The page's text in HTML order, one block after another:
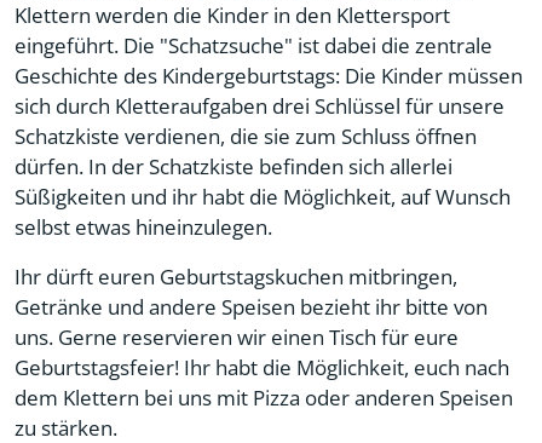
Klettern werden die Kinder in den Klettersport
eingeführt. Die "Schatzsuche" ist dabei die zentrale
Geschichte des Kindergeburtstags: Die Kinder müssen
sich durch Kletteraufgaben drei Schlüssel für unsere
Schatzkiste verdienen, die sie zum Schluss öffnen
dürfen. In der Schatzkiste befinden sich allerlei
Süßigkeiten und ihr habt die Möglichkeit, auf Wunsch
selbst etwas hineinzulegen.
Ihr dürft euren Geburtstagskuchen mitbringen,
Getränke und andere Speisen bezieht ihr bitte von
uns. Gerne reservieren wir einen Tisch für eure
Geburtstagsfeier! Ihr habt die Möglichkeit, euch nach
dem Klettern bei uns mit Pizza oder anderen Speisen
zu stärken.